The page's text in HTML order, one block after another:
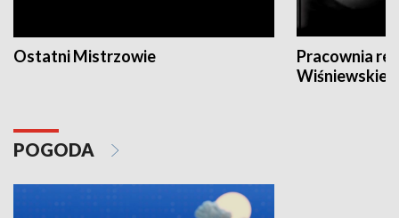
Ostatni Mistrzowie
Pracownia
POGODA